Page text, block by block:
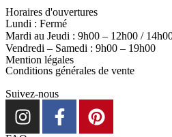
Horaires d'ouvertures
Lundi : Fermé
Mardi au Jeudi : 9h00 – 12h00 /
Vendredi – Samedi : 9h00 – 19h00
Mention légales
Conditions générales de vente
Suivez-nous